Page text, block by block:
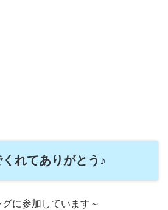
れてありがとう♪
に参加しています～